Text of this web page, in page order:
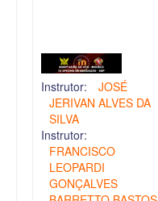
Instrutor:
JOSÉ
JERIVAN ALVES DA
SILVA
Instrutor:
FRANCISCO
LEOPARDI
GONÇALVES